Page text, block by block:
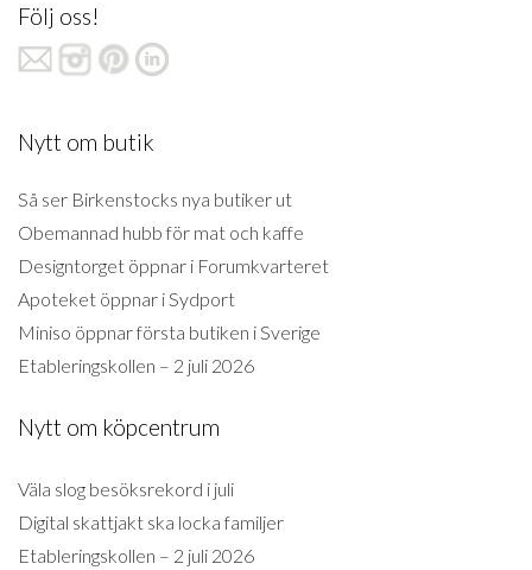
Följ oss!
Nytt om butik
Så ser Birkenstocks nya butiker ut
Obemannad hubb för mat och kaffe
Designtorget öppnar i Forumkvarteret
Apoteket öppnar i Sydport
Miniso öppnar första butiken i Sverige
Etableringskollen – 2 juli 2026
Nytt om köpcentrum
Väla slog besöksrekord i juli
Digital skattjakt ska locka familjer
Etableringskollen – 2 juli 2026